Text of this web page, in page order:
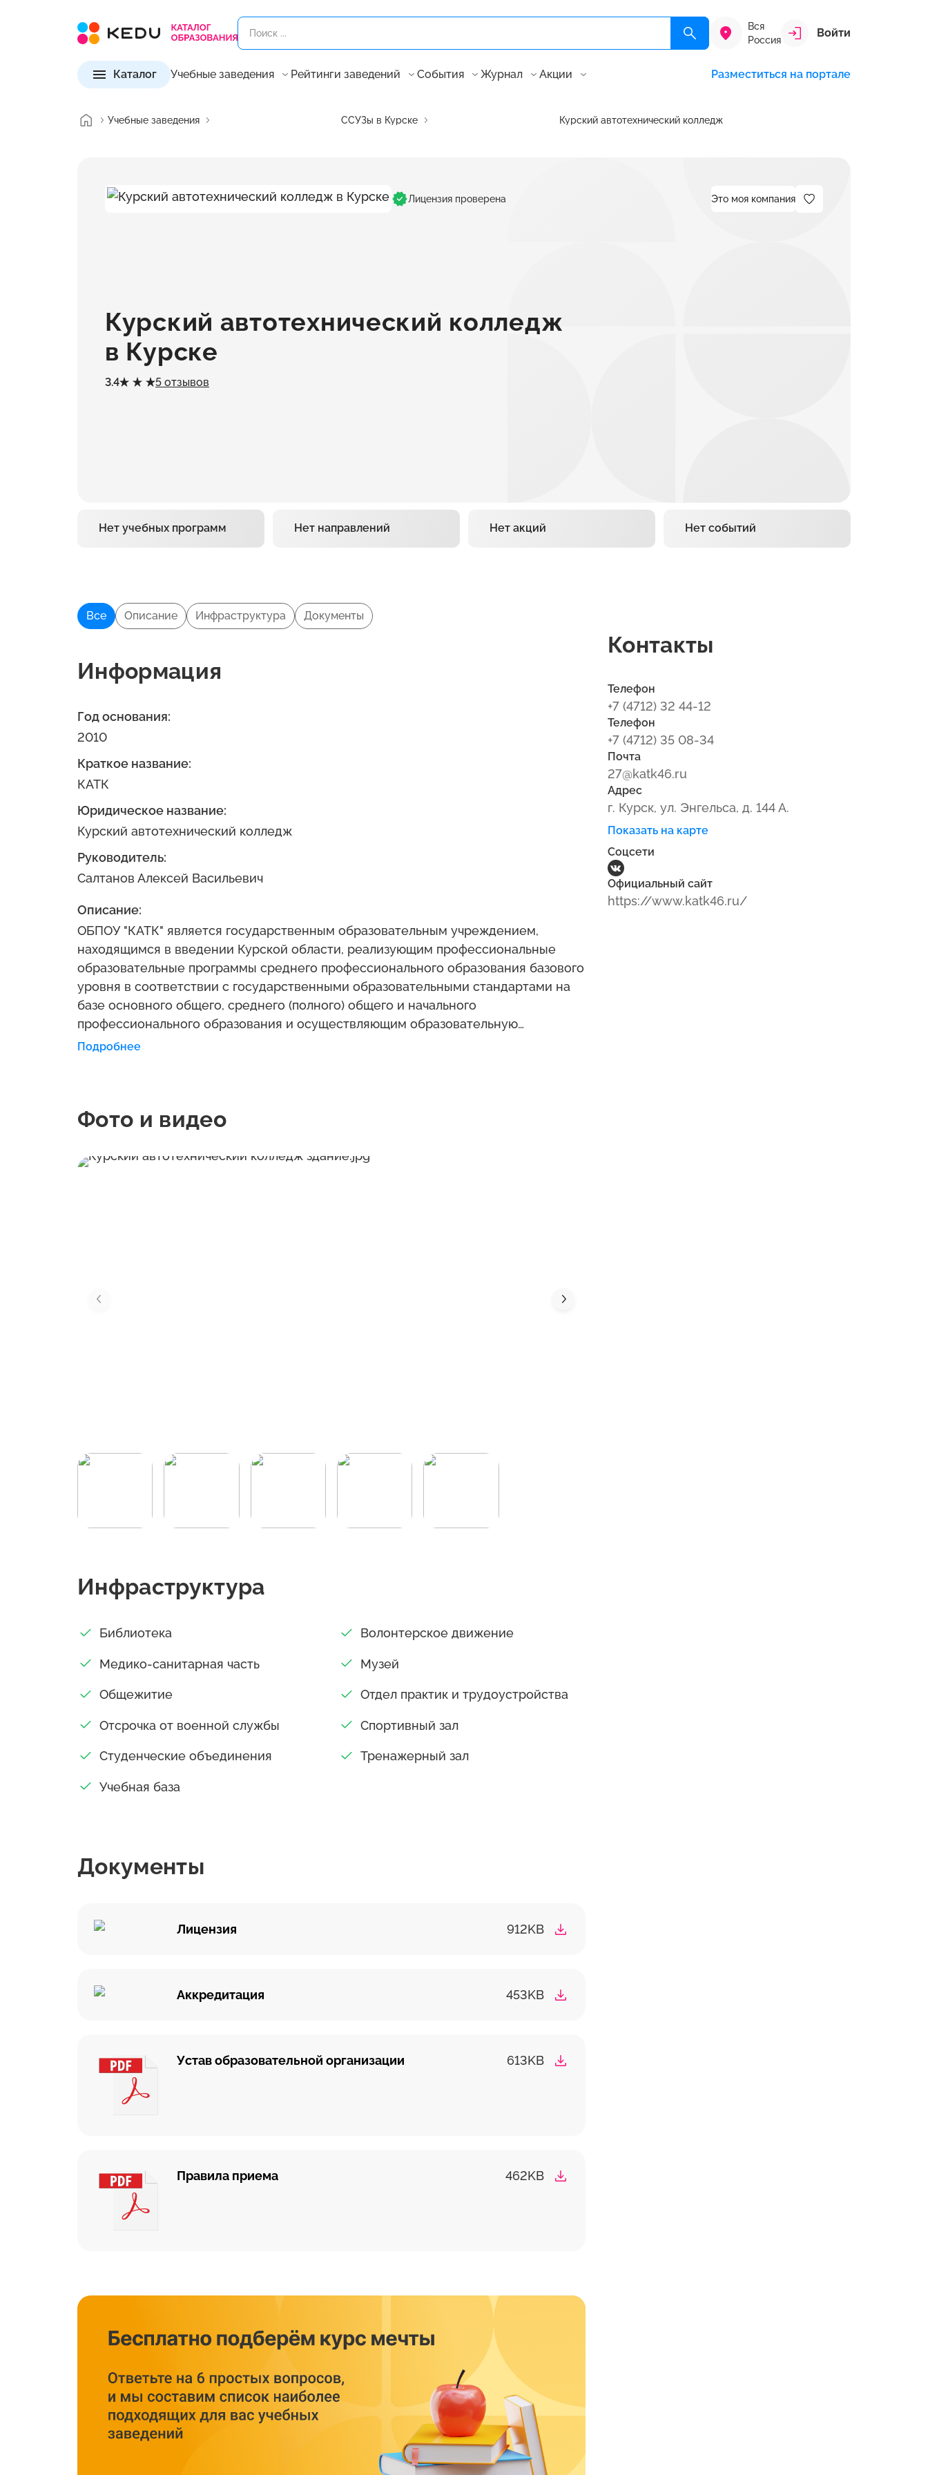
Вся
Россия
Войти
Каталог Учебные заведения Рейтинги заведений События Журнал Акции Разместиться на портале
Учебные заведения ССУЗы в Курске Курский автотехнический колледж
Лицензия проверена Это моя компания
Курский автотехнический колледж
в Курске
3.4 5 отзывов
Нет учебных программ Нет направлений Нет акций Нет событий
Все Описание Инфраструктура Документы
Информация
Год основания:
2010
Краткое название:
КАТК
Юридическое название:
Курский автотехнический колледж
Руководитель:
Салтанов Алексей Васильевич
Описание:
ОБПОУ "КАТК" является государственным образовательным учреждением,
находящимся в введении Курской области, реализующим профессиональные
образовательные программы среднего профессионального образования базового
уровня в соответствии с государственными образовательными стандартами на
базе основного общего, среднего (полного) общего и начального
профессионального образования и осуществляющим образовательную
деятельность в соответствии с лицензией.
Подробнее
Фото и видео
Инфраструктура
Библиотека Волонтерское движение
Медико-санитарная часть Музей
Общежитие Отдел практик и трудоустройства
Отсрочка от военной службы Спортивный зал
Студенческие объединения Тренажерный зал
Учебная база
Документы
Лицензия 912KB
Аккредитация 453KB
Устав образовательной организации 613KB
Правила приема 462KB
Контакты
Телефон
+7 (4712) 32 44-12
Телефон
+7 (4712) 35 08-34
Почта
27@katk46.ru
Адрес
г. Курск, ул. Энгельса, д. 144 А.
Показать на карте
Соцсети
Официальный сайт
https://www.katk46.ru/